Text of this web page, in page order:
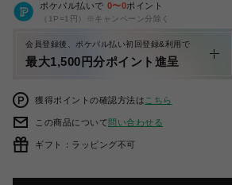
ポケパル払いで 0〜0ポイント
（1P=1円）※キャンペーン分除く
会員登録後、ポケパル払い初回登録&利用で
最大1,500円分ポイント進呈
獲得ポイントの確認方法は こちら
この商品について問い合わせる
ギフト：ラッピング不可